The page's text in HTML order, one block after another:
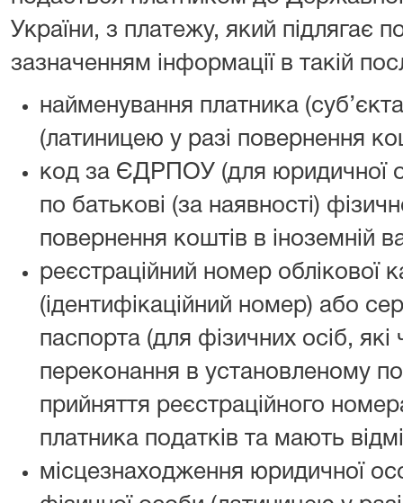
України, з платежу, який підлягає
зазначенням інформації в такій
найменування платника
(латиницею у разі повернення
код за ЄДРПОУ (для юридичної
по батькові (за наявності)
повернення коштів в іноземній
реєстраційний номер облікової
(ідентифікаційний номер) або
паспорта (для фізичних осіб, які
переконання в установленому
прийняття реєстраційного
платника податків та мають
місцезнаходження юридичної